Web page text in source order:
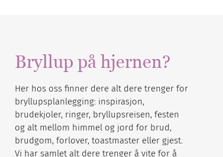
Bryllup på hjernen?
Her hos oss finner dere alt dere trenger for
bryllupsplanlegging: inspirasjon,
brudekjoler, ringer, bryllupsreisen, festen
og alt mellom himmel og jord for brud,
brudgom, forlover, toastmaster eller gjest.
Vi har samlet alt dere trenger å vite for å